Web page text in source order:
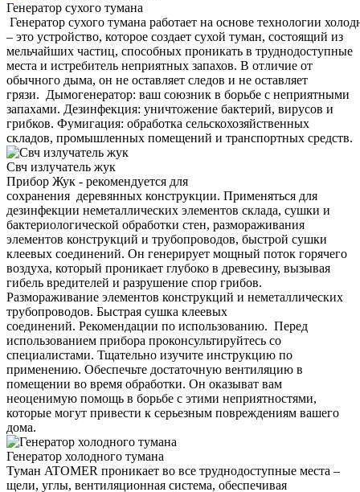
Генератор сухого тумана
Генератор сухого тумана работает на основе технологии
– это устройство, которое создает сухой туман, состоящий из
мельчайших частиц, способных проникать в труднодоступные
места и истребитель неприятных запахов. В отличие от
обычного дыма, он не оставляет следов и не оставляет
грязи. Дымогенератор: ваш союзник в борьбе с неприятными
запахами. Дезинфекция: уничтожение бактерий, вирусов и
грибков. Фумигация: обработка сельскохозяйственных
складов, промышленных помещений и транспортных средств.
Свч излучатель жук
Прибор Жук - рекомендуется для
сохранения деревянных конструкции. Применяться для
дезинфекции неметаллических элементов склада, сушки и
бактериологической обработки стен, размораживания
элементов конструкций и трубопроводов, быстрой сушки
клеевых соединений. Он генерирует мощный поток горячего
воздуха, который проникает глубоко в древесину, вызывая
гибель вредителей и разрушение спор грибов.
Размораживание элементов конструкций и неметаллических
трубопроводов. Быстрая сушка клеевых
соединений. Рекомендации по использованию. Перед
использованием прибора проконсультируйтесь со
специалистами. Тщательно изучите инструкцию по
применению. Обеспечьте достаточную вентиляцию в
помещении во время обработки. Он оказыват вам
неоценимую помощь в борьбе с этими неприятностями,
которые могут привести к серьезным повреждениям вашего
дома.
Генератор холодного тумана
Туман ATOMER проникает во все труднодоступные места –
щели, углы, вентиляционная система, обеспечивая